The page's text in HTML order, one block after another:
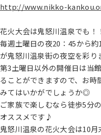
http://www.nikko-
花火大会は鬼怒川温泉でも！
毎週土曜日の夜20：45から
が鬼怒川温泉街の夜空を彩
第3土曜日以外の開催日は当
ることができますので、お
みてはいかがでしょうか◎
ご家族で楽しむなら徒歩5分
オススメです♪
鬼怒川温泉の花火大会は10